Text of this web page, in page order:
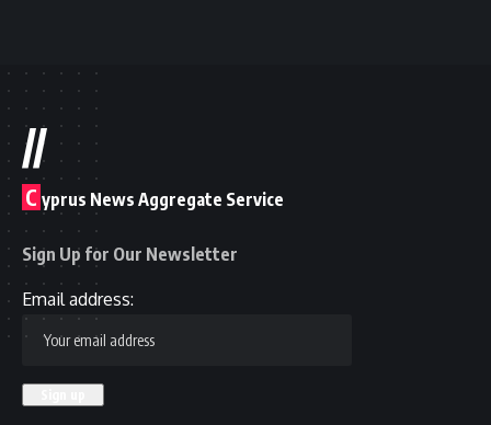
//
C yprus News Aggregate Service
Sign Up for Our Newsletter
Email address: